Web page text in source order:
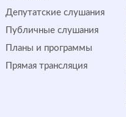
Депутатские слушания
Публичные слушания
Планы и программы
Прямая трансляция